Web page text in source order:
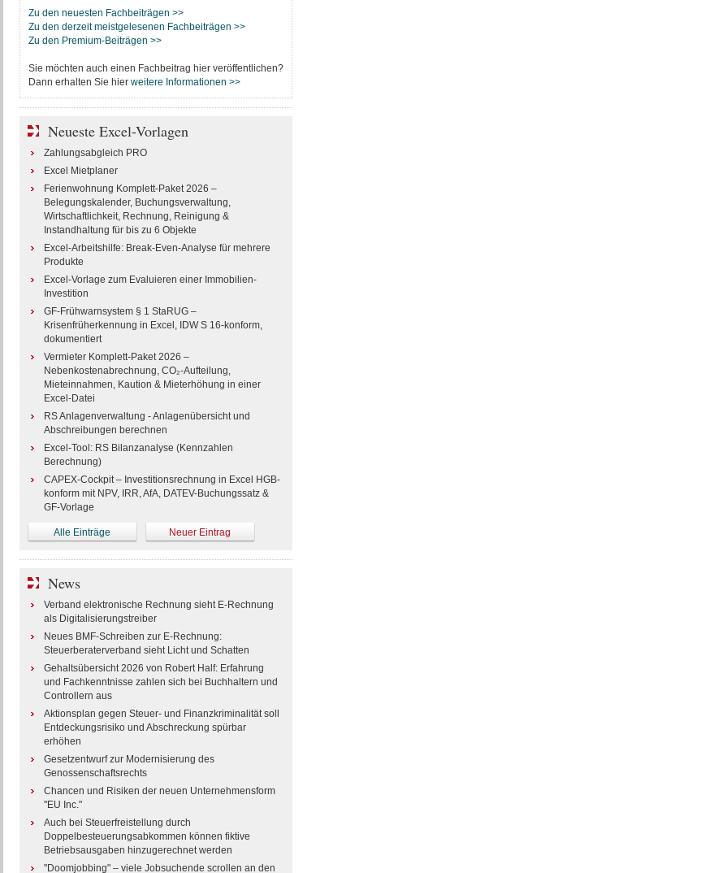
Zu den neuesten Fachbeiträgen >>
Zu den derzeit meistgelesenen Fachbeiträgen >>
Zu den Premium-Beiträgen >>
Sie möchten auch einen Fachbeitrag hier veröffentlichen?
Dann erhalten Sie hier weitere Informationen >>
Neueste Excel-Vorlagen
Zahlungsabgleich PRO
Excel Mietplaner
Ferienwohnung Komplett-Paket 2026 –
Belegungskalender, Buchungsverwaltung,
Wirtschaftlichkeit, Rechnung, Reinigung &
Instandhaltung für bis zu 6 Objekte
Excel-Arbeitshilfe: Break-Even-Analyse für mehrere
Produkte
Excel-Vorlage zum Evaluieren einer Immobilien-
Investition
GF-Frühwarnsystem § 1 StaRUG –
Krisenfrüherkennung in Excel, IDW S 16-konform,
dokumentiert
Vermieter Komplett-Paket 2026 –
Nebenkostenabrechnung, CO₂-Aufteilung,
Mieteinnahmen, Kaution & Mieterhöhung in einer
Excel-Datei
RS Anlagenverwaltung - Anlagenübersicht und
Abschreibungen berechnen
Excel-Tool: RS Bilanzanalyse (Kennzahlen
Berechnung)
CAPEX-Cockpit – Investitionsrechnung in Excel HGB-
konform mit NPV, IRR, AfA, DATEV-Buchungssatz &
GF-Vorlage
Alle Einträge Neuer Eintrag
News
Verband elektronische Rechnung sieht E-Rechnung
als Digitalisierungstreiber
Neues BMF-Schreiben zur E-Rechnung:
Steuerberaterverband sieht Licht und Schatten
Gehaltsübersicht 2026 von Robert Half: Erfahrung
und Fachkenntnisse zahlen sich bei Buchhaltern und
Controllern aus
Aktionsplan gegen Steuer- und Finanzkriminalität soll
Entdeckungsrisiko und Abschreckung spürbar
erhöhen
Gesetzentwurf zur Modernisierung des
Genossenschaftsrechts
Chancen und Risiken der neuen Unternehmensform
"EU Inc."
Auch bei Steuerfreistellung durch
Doppelbesteuerungsabkommen können fiktive
Betriebsausgaben hinzugerechnet werden
"Doomjobbing" – viele Jobsuchende scrollen an den